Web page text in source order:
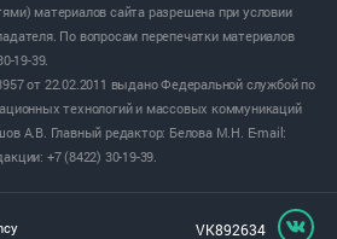
материалов сайта разрешена при условии
По вопросам перепечатки материалов
19-39.
от 22.02.2011 выдано Федеральной службой по
технологий и массовых коммуникаций
А.В. Главный редактор: Белова М.Н. E-mail:
+7 (8422) 30-19-39.
VK892634